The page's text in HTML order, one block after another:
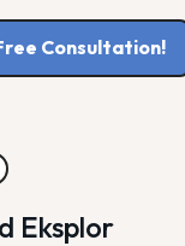
Consultation!
Eksplor